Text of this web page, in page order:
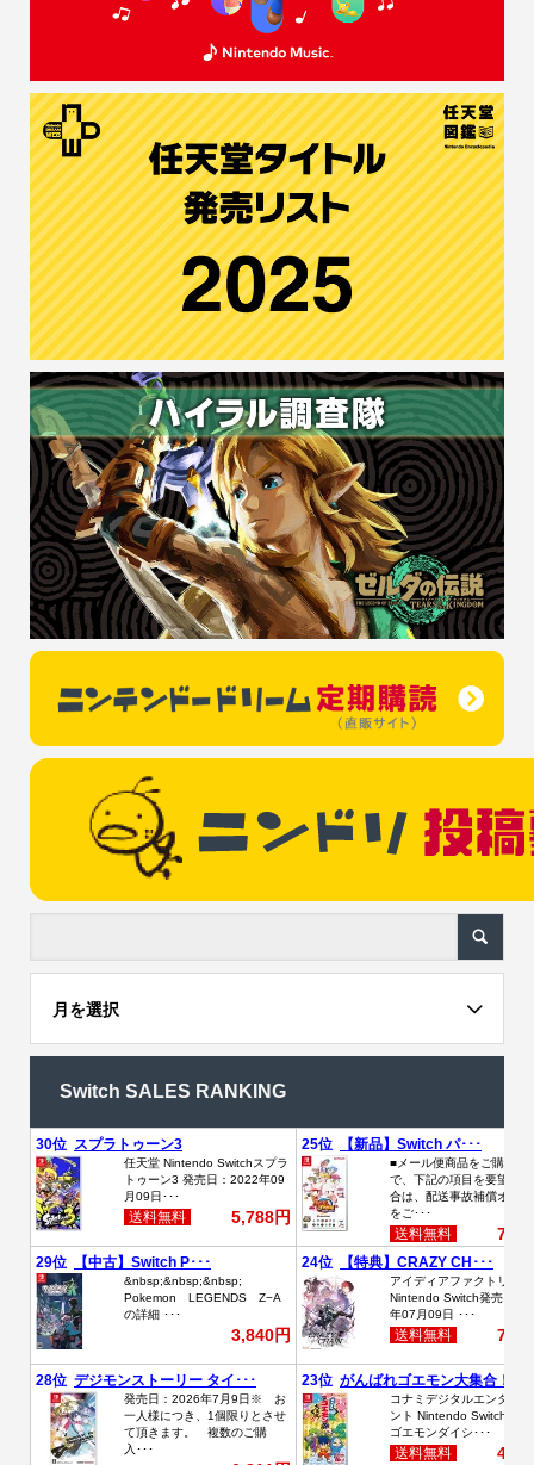
月を選択
Switch SALES RANKING